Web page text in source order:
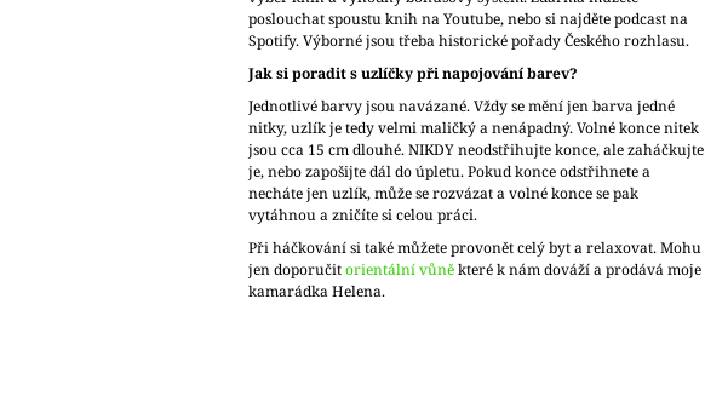
poslouchat spoustu knih na Youtube, nebo si najděte podcast na
Spotify. Výborné jsou třeba historické pořady Českého rozhlasu.
Jak si poradit s uzlíčky při napojování barev?
Jednotlivé barvy jsou navázané. Vždy se mění jen barva jedné
nitky, uzlík je tedy velmi maličký a nenápadný. Volné konce nitek
jsou cca 15 cm dlouhé. NIKDY neodstřihujte konce, ale zaháčkujte
je, nebo zapošijte dál do úpletu. Pokud konce odstřihnete a
necháte jen uzlík, může se rozvázat a volné konce se pak
vytáhnou a zničíte si celou práci.
Při háčkování si také můžete provonět celý byt a relaxovat. Mohu
jen doporučitorientální vůněkteré k nám dováží a prodává moje
kamarádka Helena.